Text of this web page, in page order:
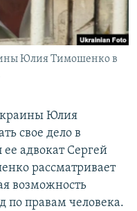
Юлия Тимошенко в
Юлия
свое дело в
адвокат Сергей
рассматривает
возможность
по правам человека.